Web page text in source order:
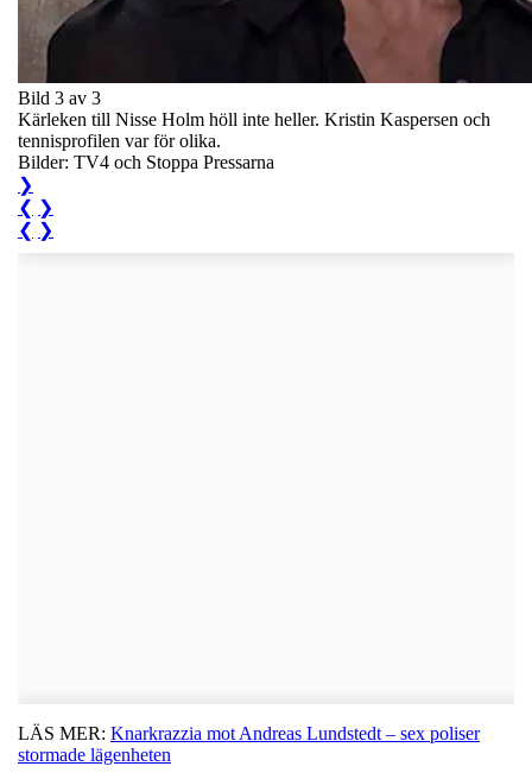
Bild 3 av 3
Kärleken till Nisse Holm höll inte heller. Kristin Kaspersen och
tennisprofilen var för olika.
Bilder: TV4 och Stoppa Pressarna
❯
❮ ❯
❮ ❯
LÄS MER: Knarkrazzia mot Andreas Lundstedt – sex poliser
stormade lägenheten